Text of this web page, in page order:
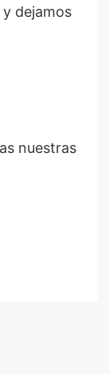
dejamos
nuestras